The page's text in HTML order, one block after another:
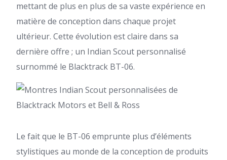
mettant de plus en plus de sa vaste expérience en
matière de conception dans chaque projet
ultérieur. Cette évolution est claire dans sa
dernière offre ; un Indian Scout personnalisé
surnommé le Blacktrack BT-06.
Le fait que le BT-06 emprunte plus d’éléments
stylistiques au monde de la conception de produits